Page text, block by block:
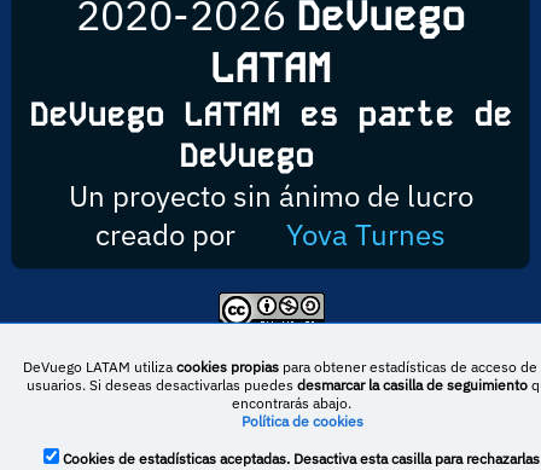
2020-2026 DeVuego
LATAM
DeVuego LATAM es parte de
DeVuego
Un proyecto sin ánimo de lucro
creado por
Yova Turnes
DeVuego LATAM utiliza cookies propiaspara obtener estadísticas de acceso de
usuarios. Si deseas desactivarlas puedes desmarcar la casilla de seguimiento
encontrarás abajo.
Política de cookies
Cookies de estadísticas aceptadas. Desactiva esta casilla para